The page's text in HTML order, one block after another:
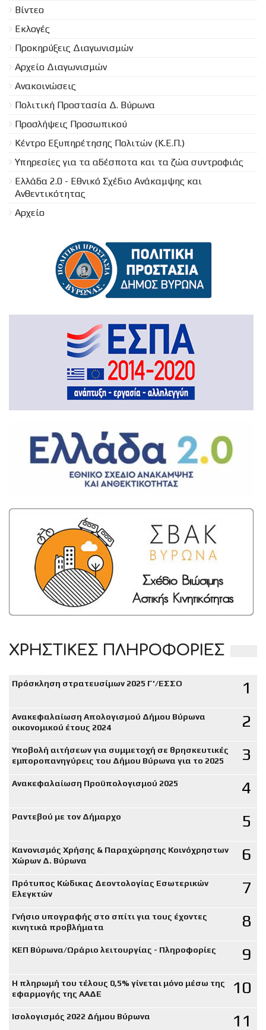
Βίντεο
Εκλογές
Προκηρύξεις Διαγωνισμών
Aρχείο Διαγωνισμών
Ανακοινώσεις
Πολιτική Προστασία Δ. Βύρωνα
Προσλήψεις Προσωπικού
Κέντρο Εξυπηρέτησης Πολιτών (Κ.Ε.Π.)
Υπηρεσίες για τα αδέσποτα και τα ζώα συντροφιάς
Ελλάδα 2.0 - Εθνικό Σχέδιο Ανάκαμψης και
Ανθεντικότητας
Αρχείο
ΧΡΗΣΤΙΚΕΣ ΠΛΗΡΟΦΟΡΙΕΣ
Πρόσκληση στρατευσίμων 2025 Γ'/ΕΣΣΟ 1
Ανακεφαλαίωση Απολογισμού Δήμου Βύρωνα
οικονομικού έτους 2024
2
Υποβολή αιτήσεων για συμμετοχή σε θρησκευτικές
εμποροπανηγύρεις του Δήμου Βύρωνα για το 2025
3
Ανακεφαλαίωση Προϋπολογισμού 2025 4
Ραντεβού με τον Δήμαρχο 5
Κανονισμός Χρήσης & Παραχώρησης Κοινόχρηστων
Χώρων Δ. Βύρωνα
6
Πρότυπος Κώδικας Δεοντολογίας Εσωτερικών
Ελεγκτών
7
Γνήσιο υπογραφής στο σπίτι για τους έχοντες
κινητικά προβλήματα
8
ΚΕΠ Βύρωνα/Ωράριο λειτουργίας - Πληροφορίες 9
Η πληρωμή του τέλους 0,5% γίνεται μόνο μέσω της
εφαρμογής της ΑΑΔΕ
10
Ισολογισμός 2022 Δήμου Βύρωνα 11